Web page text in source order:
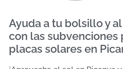
Ayuda a tu bolsillo y
con las subvenciones
placas solares en